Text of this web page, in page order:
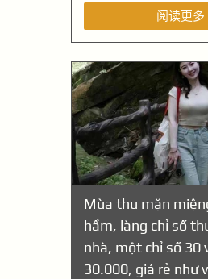
阅读更多
Mùa thu mặn
hầm, làng chỉ số
nhà, một chỉ số 30
30.000, giá rẻ như